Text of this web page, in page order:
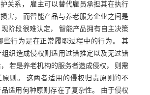
关系， 雇主可以替代雇员承担其在执行
害， 而智能产品与养老服务企业之间是
阶段很难认定， 智能产品拥有自主决策
些行为是在正常履职过程中的行为。 其
组织造成侵权则适用过错推定以及无过错
若是养老机构的服务者造成侵权， 则需
原则。 这两者适用的侵权归责原则的不
品适用何种原则存在了复杂性。 由于侵权